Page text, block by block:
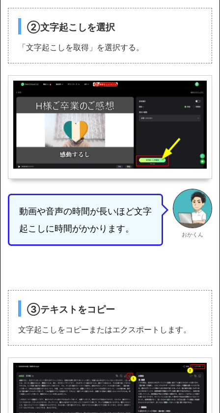
②文字起こしを選択
「文字起こしを取得」を選択する。
動画や音声の時間が長いほど文字
起こしに時間がかかります。
おかくん
③テキストをコピー
文字起こしをコピーまたはエクスポートします。